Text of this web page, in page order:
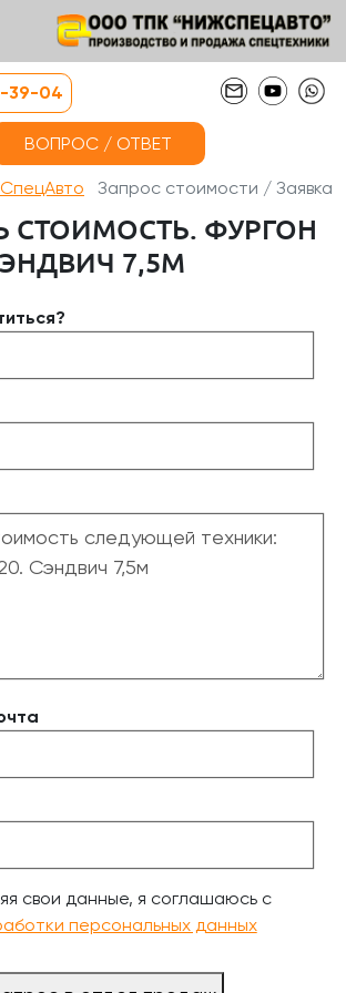
39-04
ВОПРОС / ОТВЕТ
Запрос стоимости / Заявка
СТОИМОСТЬ. ФУРГОН
7,5М
свои данные, я соглашаюсь с
персональных данных